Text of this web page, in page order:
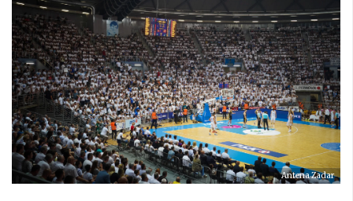
Antena Zadar